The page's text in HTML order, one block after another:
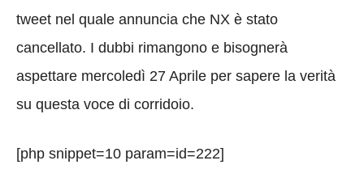
tweet nel quale annuncia che NX è stato
cancellato. I dubbi rimangono e bisognerà
aspettare mercoledì 27 Aprile per sapere la verità
su questa voce di corridoio.
[php snippet=10 param=id=222]